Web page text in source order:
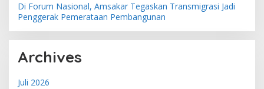
Di Forum Nasional, Amsakar Tegaskan Transmigrasi Jadi
Penggerak Pemerataan Pembangunan
Archives
Juli 2026